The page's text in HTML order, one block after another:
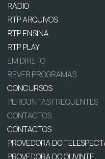
RÁDIO
RTP ARQUIVOS
RTP ENSINA
RTP PLAY
EM DIRETO
REVER PROGRAMAS
CONCURSOS
PERGUNTAS FREQUENTES
CONTACTOS
CONTACTOS
PROVEDORA DO
PROVEDORA DO OUVINTE